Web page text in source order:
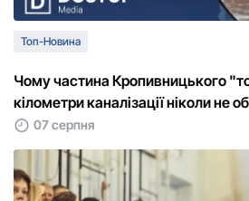
Топ-Новина
Чому частина Кропивницького
кілометри каналізації ніколи не
07 серпня